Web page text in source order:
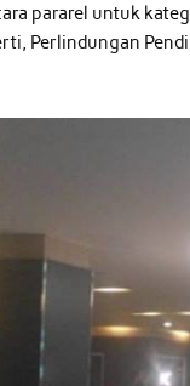
pararel untuk
Perlindungan